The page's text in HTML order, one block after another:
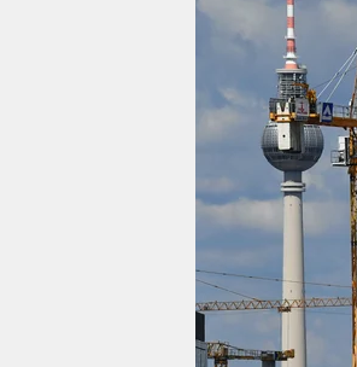
berlin
nord
wahrheit
verlag
veranstaltungen
shop